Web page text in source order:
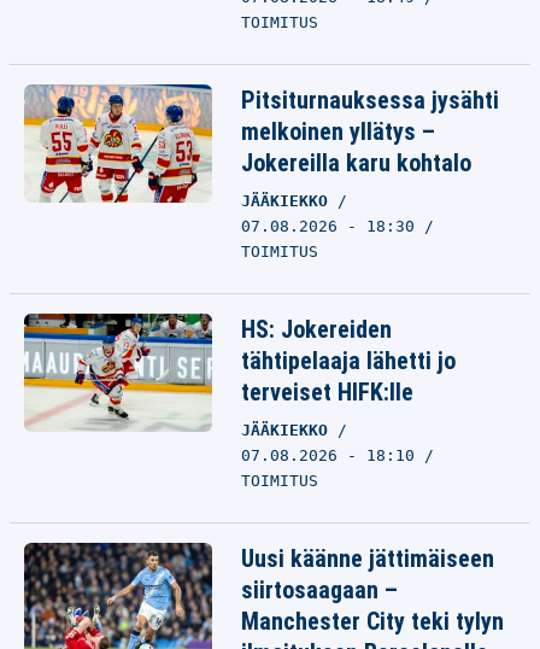
TOIMITUS
Pitsiturnauksessa jysähti
melkoinen yllätys –
Jokereilla karu kohtalo
JÄÄKIEKKO
07.08.2026 - 18:30
TOIMITUS
HS: Jokereiden
tähtipelaaja lähetti jo
terveiset HIFK:lle
JÄÄKIEKKO
07.08.2026 - 18:10
TOIMITUS
Uusi käänne jättimäiseen
siirtosaagaan –
Manchester City teki tylyn